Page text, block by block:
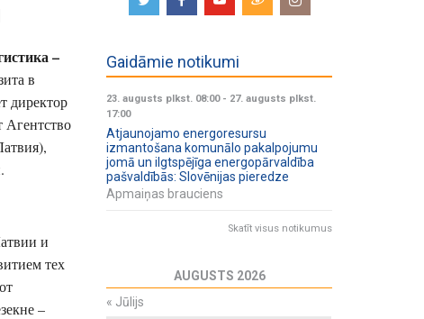
–
в
директор
Агентство
и
тех
–
Gaidāmie notikumi
23. augusts plkst. 08:00- 27. augusts plkst.
17:00
Atjaunojamo energoresursu
izmantošana komunālo pakalpojumu
jomā un ilgtspējīga energopārvaldība
pašvaldībās: Slovēnijas pieredze
Apmaiņas brauciens
Skatīt visus notikumus
AUGUSTS 2026
« Jūlijs